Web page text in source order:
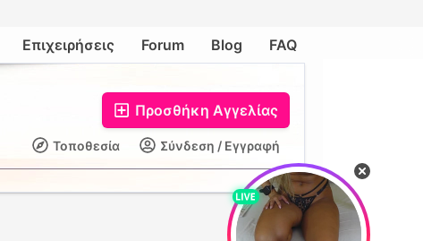
Επιχειρήσεις Forum Blog FAQ
Προσθήκη Αγγελίας
Σύνδεση / Εγγραφή
Τοποθεσία